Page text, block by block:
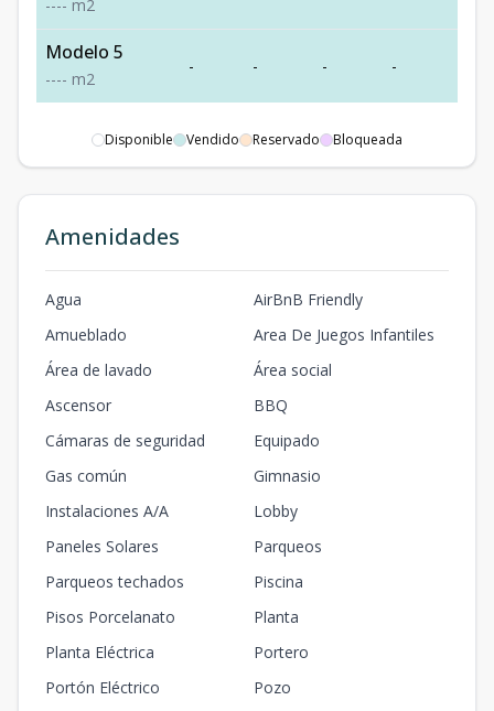
---- m2
Modelo 5
---- m2
- - - -
Disponible Vendido Reservado Bloqueada
Amenidades
Agua
AirBnB Friendly
Amueblado
Area De Juegos Infantiles
Área de lavado
Área social
Ascensor
BBQ
Cámaras de seguridad
Equipado
Gas común
Gimnasio
Instalaciones A/A
Lobby
Paneles Solares
Parqueos
Parqueos techados
Piscina
Pisos Porcelanato
Planta
Planta Eléctrica
Portero
Portón Eléctrico
Pozo